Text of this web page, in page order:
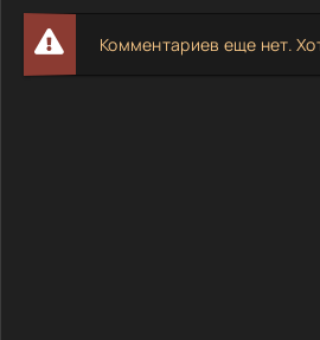
Комментариев еще нет.